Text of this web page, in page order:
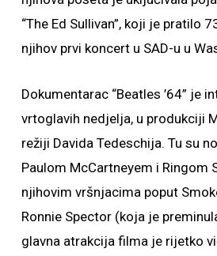
“The Ed Sullivan”, koji je pratilo
njihov prvi koncert u SAD-u u
Dokumentarac “Beatles ’64” je
vrtoglavih nedjelja, u produkciji
režiji Davida Tedeschija. Tu su
Paulom McCartneyem i Ringom
njihovim vršnjacima poput
Ronnie Spector (koja je
glavna atrakcija filma je rijetko